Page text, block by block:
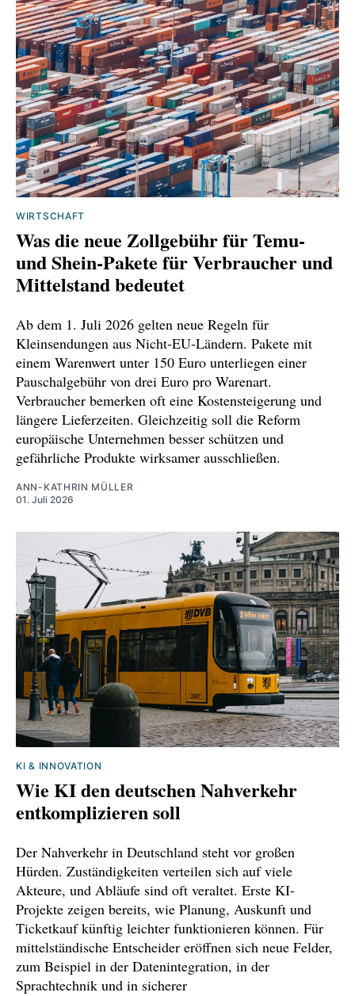
https://www.haufe.de/personal/hr-
management/anteil-von-frauen-in-fuehrung-
stagniert_80_667486.html
https://www.destatis.de/DE/Presse/Pressemittei
lungen/2025/11/PD25_393_13.html
https://www.handelsblatt.com/unternehmen/m
anagement/management-nur-jeder-siebte-
wuerde-fuehrungsposition-
uebernehmen/100192544.html
https://web.de/magazine/politik/inland/grenze-
erreicht-scharfe-kritik-deutschland-trumps-
zolldrohung-41798918
https://www.deutschlandfunk.de/frontalangriff-
auf-den-welthandel-interview-mit-antonin-
finkelnburg-bga-100.html
https://www.handelsblatt.com/politik/internatio
nal/us-zoelle-bundeswehr-soldaten-ziehen-
bereits-sonntag-aus-groenland-
ganisation-warnt-vor-globalem-handelskrieg-
102.html
https://www.deutschlandfunk.de/deutschland-
drohen-200-milliarden-euro-kosten-durch-us-
zollplaene-100.html
https://www.tagesschau.de/wirtschaft/weltwirt
schaft/zoelle-usa-eu-interview-100.html
https://www.handelsblatt.com/unternehmen/m
anagement/studie-arbeit-verliert-laut-umfrage-
als-sinn-des-lebens-an-
bedeutung/100192547.html
https://www.wiwo.de/erfolg/beruf/arbeitsmarkt
-arbeit-als-sinn-des-lebens-verliert-an-
bedeutung/100192542.html
https://www.capital.de/karriere/jobsuche--
diese-trends-bestimmen-den-arbeitsmarkt-
2026-37026978.html
https://www.stuttgarter-
WIRTSCHAFT
Was die neue Zollgebühr für Temu‑
und Shein‑Pakete für Verbraucher und
Mittelstand bedeutet
Ab dem 1. Juli 2026 gelten neue Regeln für
Kleinsendungen aus Nicht‑EU‑Ländern. Pakete mit
einem Warenwert unter 150 Euro unterliegen einer
Pauschalgebühr von drei Euro pro Warenart.
Verbraucher bemerken oft eine Kostensteigerung und
längere Lieferzeiten. Gleichzeitig soll die Reform
europäische Unternehmen besser schützen und
gefährliche Produkte wirksamer ausschließen.
ANN-KATHRIN MÜLLER
01. Juli 2026
KI & INNOVATION
Wie KI den deutschen Nahverkehr
entkomplizieren soll
Der Nahverkehr in Deutschland steht vor großen
Hürden. Zuständigkeiten verteilen sich auf viele
Akteure, und Abläufe sind oft veraltet. Erste KI-
Projekte zeigen bereits, wie Planung, Auskunft und
Ticketkauf künftig leichter funktionieren können. Für
mittelständische Entscheider eröffnen sich neue Felder,
zum Beispiel in der Datenintegration, in der
Sprachtechnik und in sicherer